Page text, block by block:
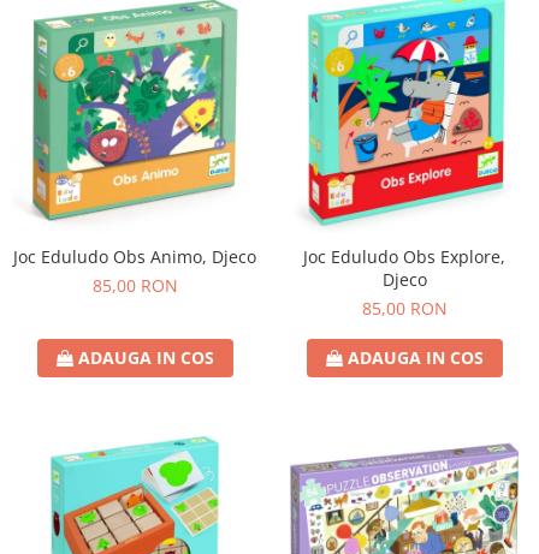
Joc Eduludo Obs Animo, Djeco
85,00 RON
ADAUGA IN COS
Joc Eduludo Obs Explore,
Djeco
85,00 RON
ADAUGA IN COS